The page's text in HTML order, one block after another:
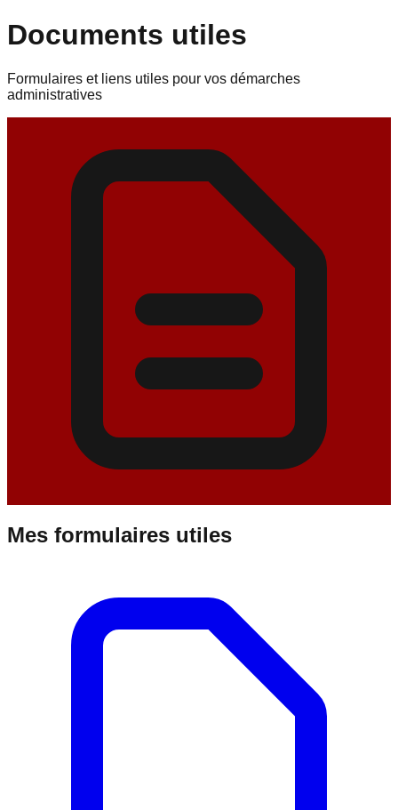
Documents utiles
Formulaires et liens utiles pour vos démarches
administratives
Mes formulaires utiles